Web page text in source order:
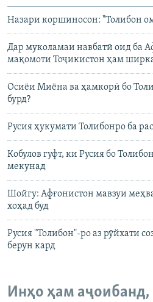
Назари коршиносон: "Толибон
Дар муколамаи навбатӣ оид ба
мақомоти Тоҷикистон ҳам
Осиёи Миёна ва ҳамкорӣ бо
бурд?
Русия ҳукумати Толибонро ба
Кобулов гуфт, ки Русия бо
мекунад
Шойгу: Афғонистон мавзуи
хоҳад буд
Русия "Толибон"-ро аз рӯйхати
берун кард
Инҳо ҳам аҷоибанд,